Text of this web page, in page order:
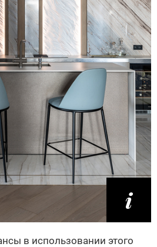
в использовании этого